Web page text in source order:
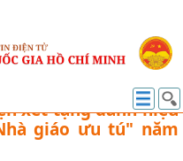
Kết luận cuộc
xét tặng danh hiệu
giáo ưu tú" năm